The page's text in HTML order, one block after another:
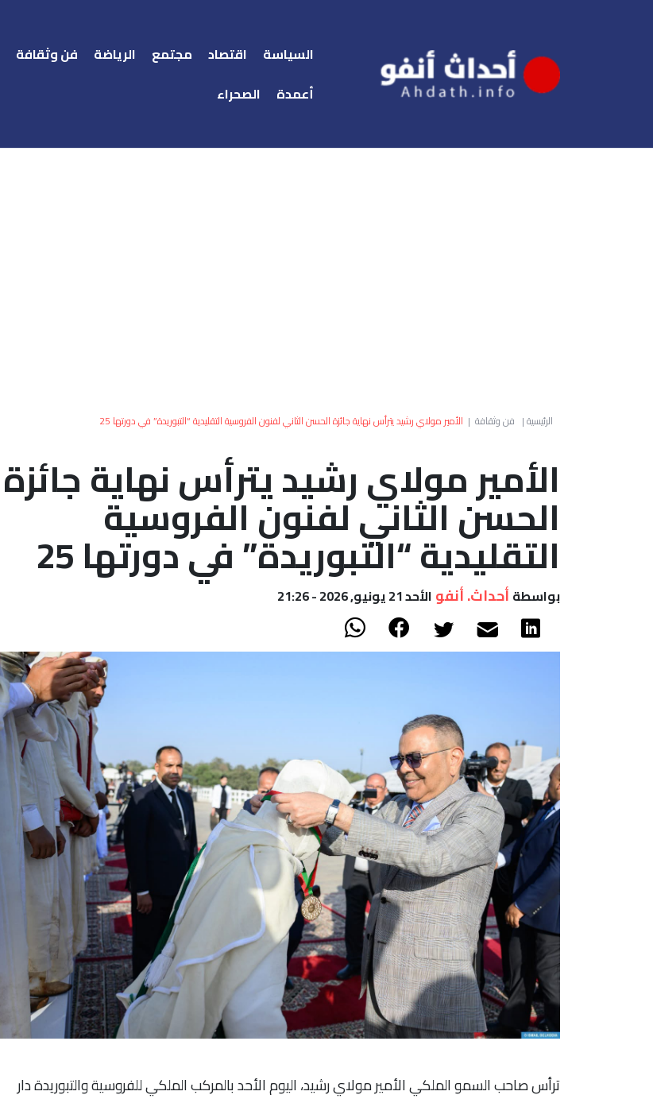
السياسة اقتصاد مجتمع الرياضة فن وثقافة
أعمدة
الصحراء
الرئيسية| فن وثقافة | الأمير مولاي رشيد يترأس نهاية جائزة الحسن الثاني لفنون الفروسية التقليدية “التبوريدة” في دورتها 25
الأمير مولاي رشيد يترأس نهاية جائزة
الحسن الثاني لفنون الفروسية
التقليدية “التبوريدة” في دورتها 25
بواسطة أحداث. أنفو الأحد 21 يونيو, 2026 - 21:26
ترأس صاحب السمو الملكي الأمير مولاي رشيد، اليوم الأحد بالمركب الملكي للفروسية والتبوريدة دار